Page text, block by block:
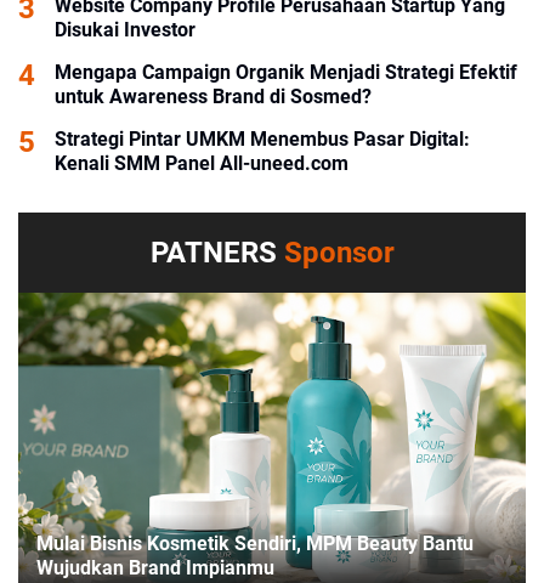
Website Company Profile Perusahaan Startup Yang
Disukai Investor
Mengapa Campaign Organik Menjadi Strategi Efektif
untuk Awareness Brand di Sosmed?
Strategi Pintar UMKM Menembus Pasar Digital:
Kenali SMM Panel All-uneed.com
PATNERS Sponsor
Mulai Bisnis Kosmetik Sendiri, MPM Beauty Bantu
Wujudkan Brand Impianmu